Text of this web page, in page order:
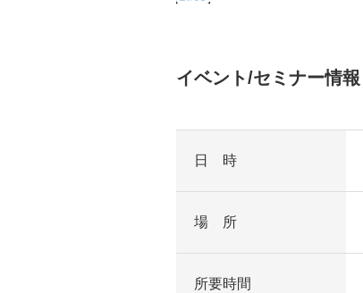
イベント/セミナー情報
日 時
場 所
所要時間